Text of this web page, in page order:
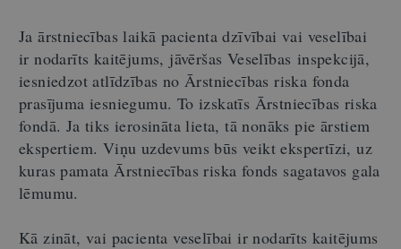
Ja ārstniecības laikā pacienta dzīvībai vai veselībai
ir nodarīts kaitējums, jāvēršas Veselības inspekcijā,
iesniedzot atlīdzības no Ārstniecības riska fonda
prasījuma iesniegumu. To izskatīs Ārstniecības riska
fondā. Ja tiks ierosināta lieta, tā nonāks pie ārstiem
ekspertiem. Viņu uzdevums būs veikt ekspertīzi, uz
kuras pamata Ārstniecības riska fonds sagatavos gala
lēmumu.
Kā zināt, vai pacienta veselībai ir nodarīts kaitējums